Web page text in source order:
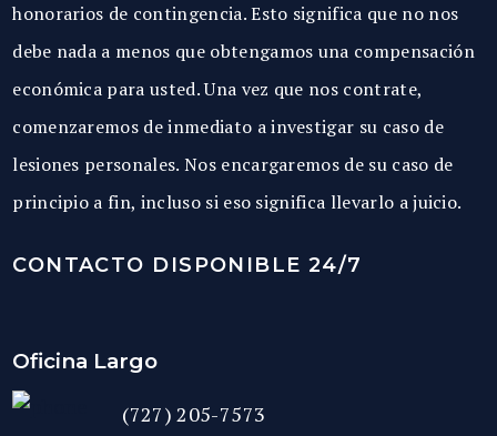
honorarios de contingencia. Esto significa que no nos
debe nada a menos que obtengamos una compensación
económica para usted. Una vez que nos contrate,
comenzaremos de inmediato a investigar su caso de
lesiones personales. Nos encargaremos de su caso de
principio a fin, incluso si eso significa llevarlo a juicio.
CONTACTO DISPONIBLE 24/7
Oficina Largo
(727) 205-7573